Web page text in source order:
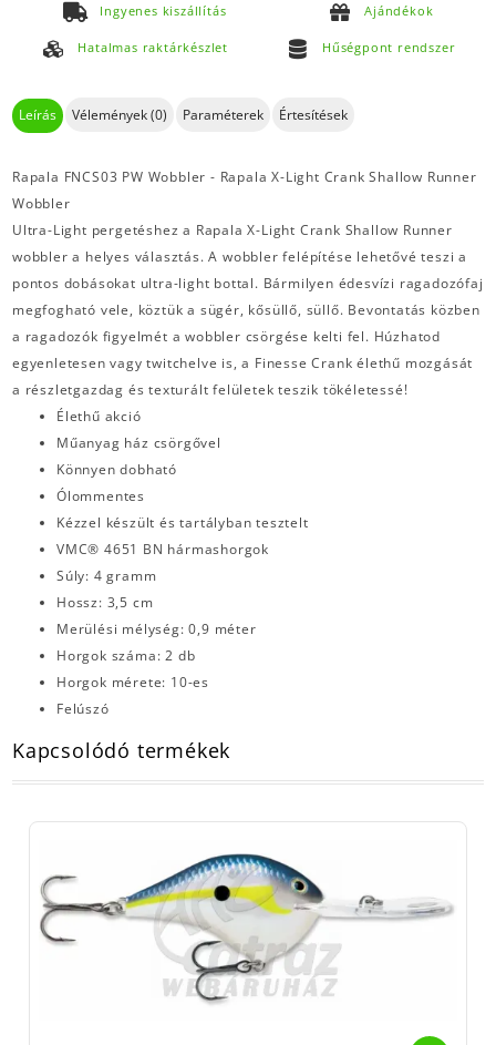
Ingyenes kiszállítás Ajándékok
Hatalmas raktárkészlet Hűségpont rendszer
Leírás Vélemények (0) Paraméterek Értesítések
Rapala FNCS03 PW Wobbler - Rapala X-Light Crank Shallow Runner
Wobbler
Ultra-Light pergetéshez a Rapala X-Light Crank Shallow Runner
wobbler a helyes választás. A wobbler felépítése lehetővé teszi a
pontos dobásokat ultra-light bottal. Bármilyen édesvízi ragadozófaj
megfogható vele, köztük a sügér, kősüllő, süllő. Bevontatás közben
a ragadozók figyelmét a wobbler csörgése kelti fel. Húzhatod
egyenletesen vagy twitchelve is, a Finesse Crank élethű mozgását
a részletgazdag és texturált felületek teszik tökéletessé!
Élethű akció
Műanyag ház csörgővel
Könnyen dobható
Ólommentes
Kézzel készült és tartályban tesztelt
VMC® 4651 BN hármashorgok
Súly: 4 gramm
Hossz: 3,5 cm
Merülési mélység: 0,9 méter
Horgok száma: 2 db
Horgok mérete: 10-es
Felúszó
Kapcsolódó termékek